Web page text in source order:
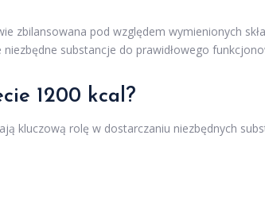
zbilansowana pod względem wymienionych
substancje do prawidłowego
1200 kcal?
kluczową rolę w dostarczaniu niezbędnych